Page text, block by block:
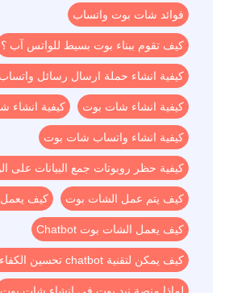
فوائد شات بوت واتساب
كيف تقوم ببناء بوت بسيط للواتس آب ؟
كيفية انشاء حملة ارسال رسائل
كيفية انشاء شات بوت كيفية انشاء
كيفية انشاء واتساب شات بوت
كيفية حظر روبوتات جمع البيانات على
كيف يتم عمل الشات بوت كيف
كيف يعمل الشات بوت Chatbot
كيف يمكن لتقنية chatbot تحسين الكفاءة في خدمة العملاء